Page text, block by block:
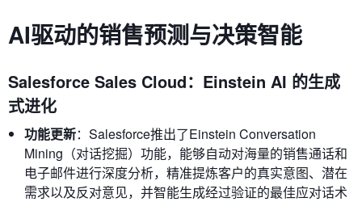
AI驱动的销售预测与决策智能
Salesforce Sales Cloud：Einstein AI 的生成
式进化
功能更新：Salesforce推出了Einstein Conversation
Mining（对话挖掘）功能，能够自动对海量的销售通话和
电子邮件进行深度分析，精准提炼客户的真实意图、潜在
需求以及反对意见，并智能生成经过验证的最佳应对话术